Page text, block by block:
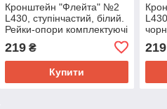
Кронштейн "Флейта" №2
L430, ступінчастий, білий.
Рейки-опори комплектуючі
до торгового обладнання
219₴
Купити
219